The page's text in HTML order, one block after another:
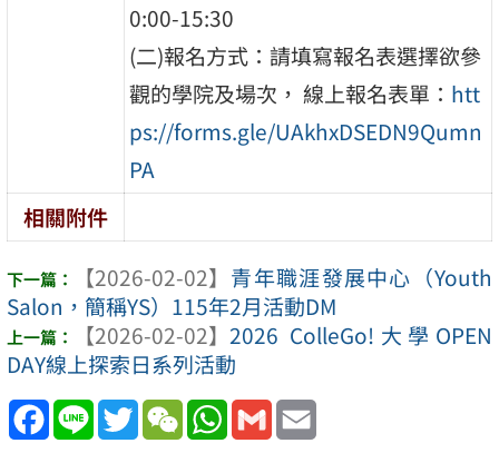
0:00-15:30
(二)報名方式：請填寫報名表選擇欲參
觀的學院及場次， 線上報名表單： htt
ps://forms.gle/UAkhxDSEDN9Qumn
PA
相關附件
【2026-02-02】 青年職涯發展中心（Youth
Salon，簡稱YS）115年2月活動DM
【2026-02-02】 2026 ColleGo!大學OPEN
DAY線上探索日系列活動
Facebook
Line TwitterWeChatWhatsApp
Gmail